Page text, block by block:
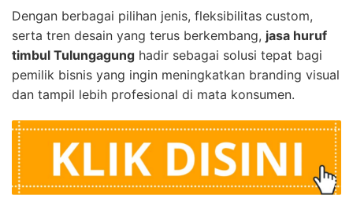
Dengan berbagai pilihan jenis, fleksibilitas custom,
serta tren desain yang terus berkembang, jasa huruf
timbul Tulungagung hadir sebagai solusi tepat bagi
pemilik bisnis yang ingin meningkatkan branding visual
dan tampil lebih profesional di mata konsumen.